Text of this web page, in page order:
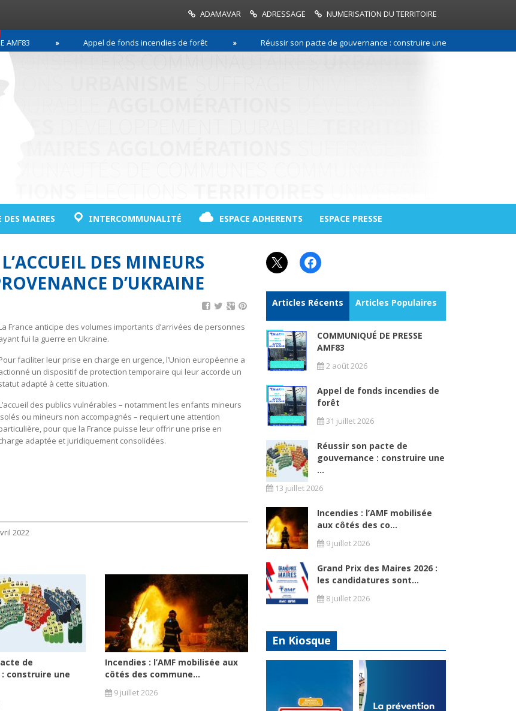
ADAMAVAR ADRESSAGE NUMERISATION DU TERRITOIRE
Appel de fonds incendies de forêt Réussir son pacte de gouvernance : construire une relation de
DES MAIRES INTERCOMMUNALITÉ ESPACE ADHERENTS ESPACE PRESSE
DES MINEURS
D’UKRAINE
France anticipe des volumes importants d’arrivées de personnes
fui la guerre en Ukraine.
faciliter leur prise en charge en urgence, l’Union européenne a
un dispositif de protection temporaire qui leur accorde un
adapté à cette situation.
des publics vulnérables – notamment les enfants mineurs
ou mineurs non accompagnés – requiert une attention
pour que la France puisse leur offrir une prise en
adaptée et juridiquement consolidées.
2022
de
construire une
Incendies : l’AMF mobilisée aux
côtés des commune...
9 juillet 2026
X Facebook
Articles Récents Articles Populaires
COMMUNIQUÉ DE PRESSE
AMF83
2 août 2026
Appel de fonds incendies de
forêt
31 juillet 2026
Réussir son pacte de
gouvernance : construire une
...
13 juillet 2026
Incendies : l’AMF mobilisée
aux côtés des co...
9 juillet 2026
Grand Prix des Maires 2026 :
les candidatures sont...
8 juillet 2026
En Kiosque